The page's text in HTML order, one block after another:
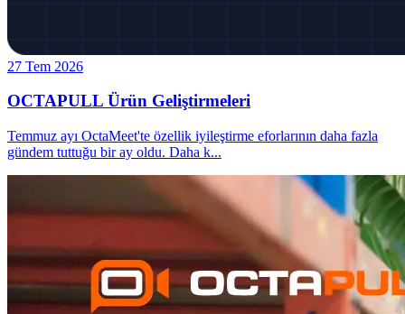
27 Tem 2026
OCTAPULL Ürün Geliştirmeleri
Temmuz ayı OctaMeet'te özellik iyileştirme eforlarının daha fazla
gündem tuttuğu bir ay oldu. Daha k...